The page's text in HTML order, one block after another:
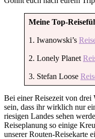
Meine Top-
1. Iwanowski’s
2. Lonely Planet
3. Stefan Loose
Bei einer Reisezeit von drei
sein, dass ihr wirklich nur
riesigen Landes sehen
Reiseplanung so einige
unserer Routen-Reisekarte